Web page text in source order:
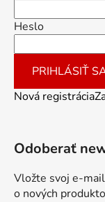
Heslo
PRIHLÁSIŤ
Nová registrácia
Odoberať
Vložte svoj e-
o nových